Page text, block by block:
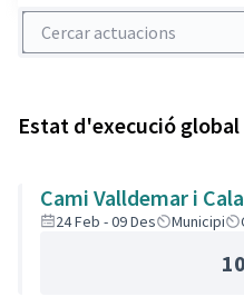
Cercar actuacions
Estat d'execució global
Cami Valldemar i
24 Feb - 09 Des Municipi